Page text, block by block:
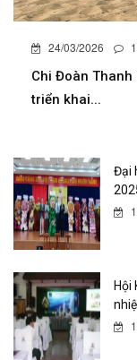
24/03/2026
Chi Đoàn Thanh
triển khai...
Đại
Hội